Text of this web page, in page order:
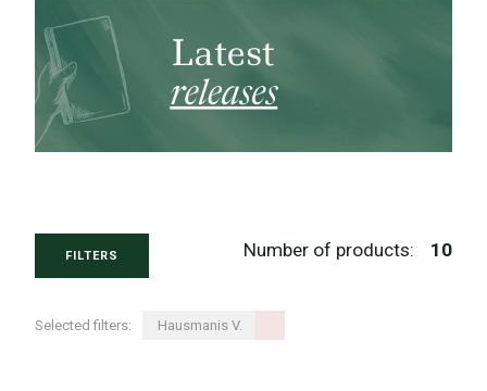
FILTERS Number of products: 10
Selected filters: Hausmanis V.